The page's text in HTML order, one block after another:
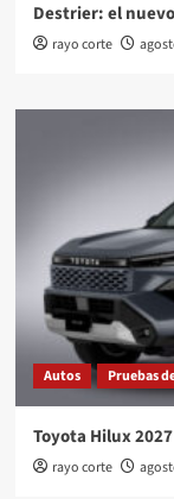
Destrier: el
rayo corte
Autos Pruebas
Toyota Hilux
rayo corte